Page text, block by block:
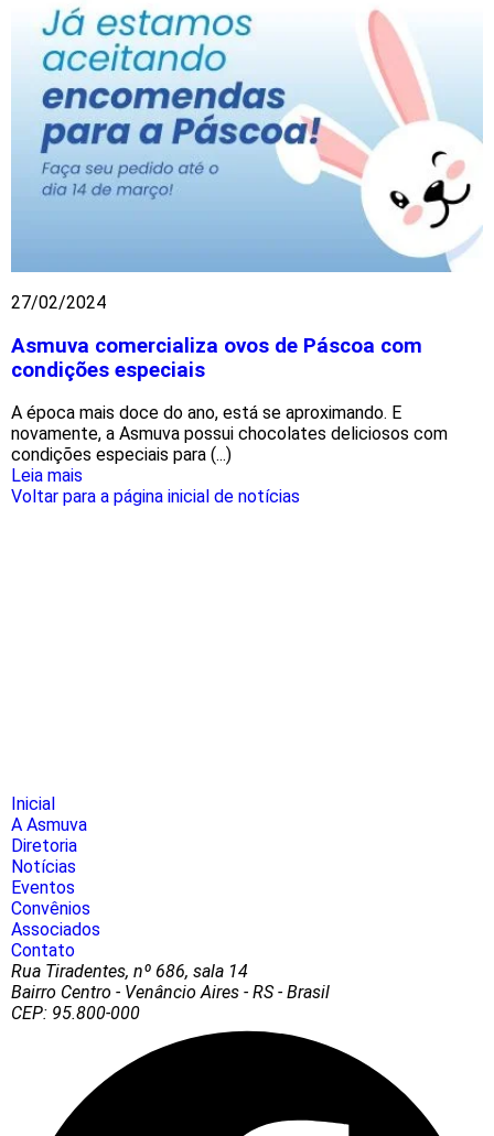
27/02/2024
Asmuva comercializa ovos de Páscoa com
condições especiais
A época mais doce do ano, está se aproximando. E
novamente, a Asmuva possui chocolates deliciosos com
condições especiais para (...)
Leia mais
Voltar para a página inicial de notícias
Inicial
A Asmuva
Diretoria
Notícias
Eventos
Convênios
Associados
Contato
Rua Tiradentes, nº 686, sala 14
Bairro Centro - Venâncio Aires - RS - Brasil
CEP: 95.800-000